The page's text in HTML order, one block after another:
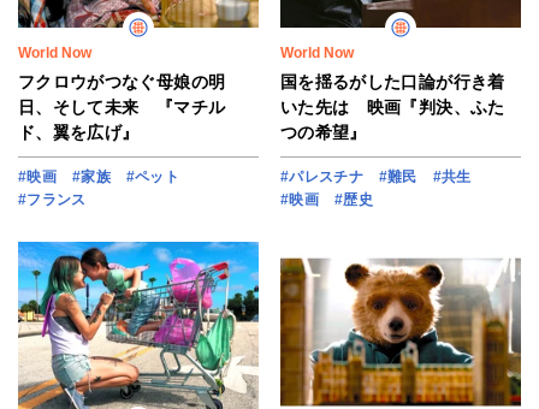
World Now
フクロウがつなぐ母娘の明
日、そして未来 『マチル
ド、翼を広げ』
#映画 #家族
#ペット
#フランス
World Now
国を揺るがした口論が行き着
いた先は 映画『判決、ふた
つの希望』
#パレスチナ #難民
#共生
#映画
#歴史